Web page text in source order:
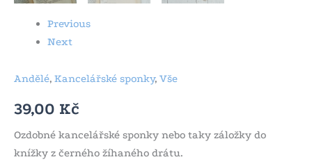
Previous
Next
Andělé, Kancelářské sponky, Vše
39,00 Kč
Ozdobné kancelářské sponky nebo taky záložky do
knížky z černého žíhaného drátu.